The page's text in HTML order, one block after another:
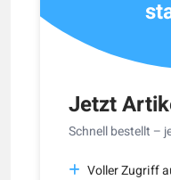
Jetzt
Schnell bestellt –
Voller Zugriff